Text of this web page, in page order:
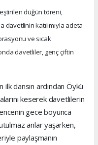
düğün töreni,
davetlinin katılımıyla adeta
ve sıcak
davetliler, genç çiftin
dansın ardından Öykü
keserek davetlilerin
gece boyunca
anlar yaşarken,
paylaşmanın